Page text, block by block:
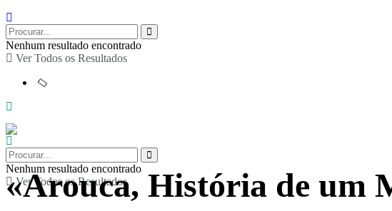
Nenhum resultado encontrado
Ver Todos os Resultados
Nenhum resultado encontrado
Ver Todos os Resultados
«Arouca, História de um